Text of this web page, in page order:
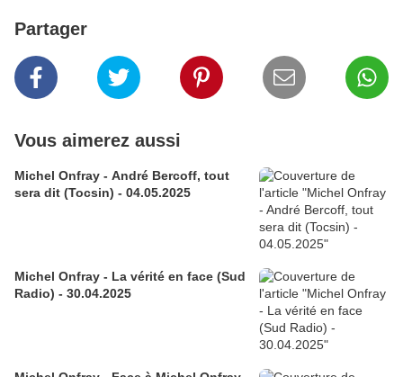
Partager
Vous aimerez aussi
Michel Onfray - André Bercoff, tout
sera dit (Tocsin) - 04.05.2025
Michel Onfray - La vérité en face (Sud
Radio) - 30.04.2025